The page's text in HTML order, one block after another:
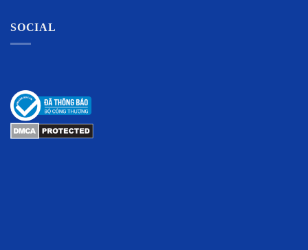
SOCIAL